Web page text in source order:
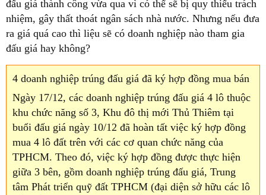
đấu giá thành công vừa qua vì có thể sẽ bị quy thiếu trách
nhiệm, gây thất thoát ngân sách nhà nước. Nhưng nếu đưa
ra giá quá cao thì liệu sẽ có doanh nghiệp nào tham gia
đấu giá hay không?
4 doanh nghiệp trúng đấu giá đã ký hợp đồng mua bán
Ngày 17/12, các doanh nghiệp trúng đấu giá 4 lô thuộc
khu chức năng số 3, Khu đô thị mới Thủ Thiêm tại
buổi đấu giá ngày 10/12 đã hoàn tất việc ký hợp đồng
mua 4 lô đất trên với các cơ quan chức năng của
TPHCM. Theo đó, việc ký hợp đồng được thực hiện
giữa 3 bên, gồm doanh nghiệp trúng đấu giá, Trung
tâm Phát triển quỹ đất TPHCM (đại diện sở hữu các lô